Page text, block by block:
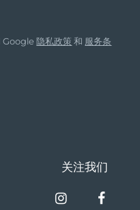
Google隐私政策 和 服务条
关注我们